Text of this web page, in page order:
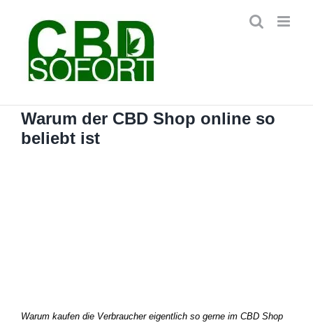
springen
Warum der CBD Shop online so
beliebt ist
Warum kaufen die Verbraucher eigentlich so gerne im CBD Shop